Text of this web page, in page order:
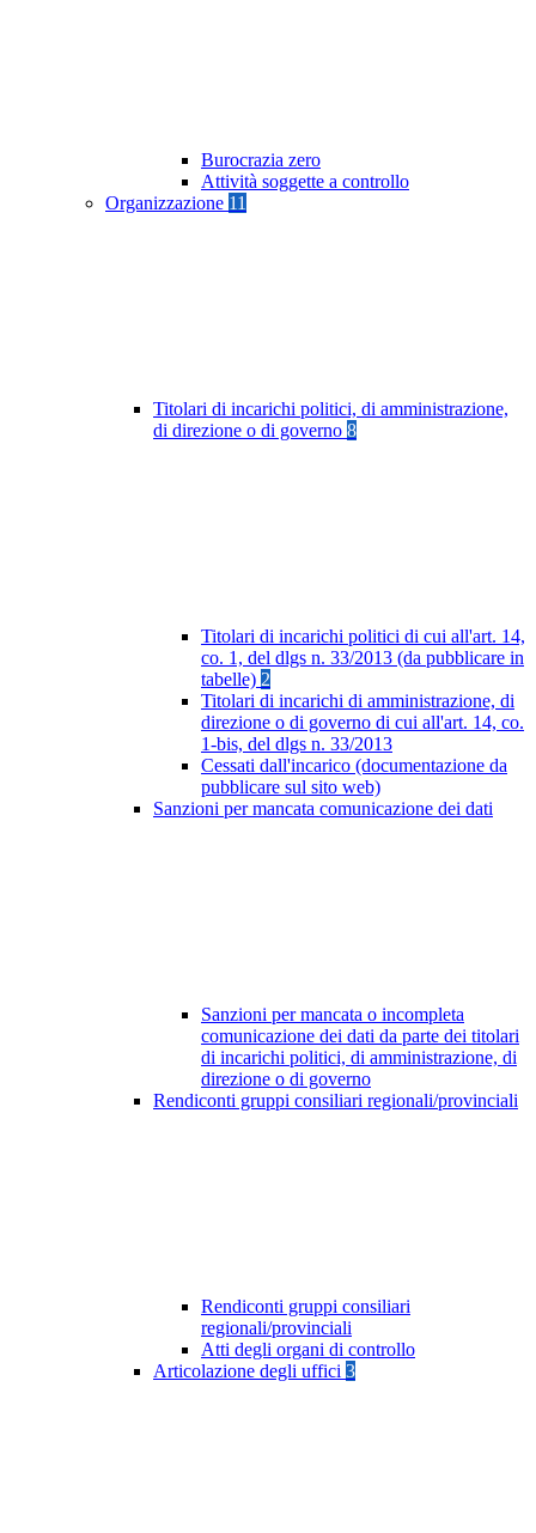
Burocrazia zero
Attività soggette a controllo
Organizzazione 11
Titolari di incarichi politici, di amministrazione,
di direzione o di governo 8
Titolari di incarichi politici di cui all'art. 14,
co. 1, del dlgs n. 33/2013 (da pubblicare in
tabelle) 2
Titolari di incarichi di amministrazione, di
direzione o di governo di cui all'art. 14, co.
1-bis, del dlgs n. 33/2013
Cessati dall'incarico (documentazione da
pubblicare sul sito web)
Sanzioni per mancata comunicazione dei dati
Sanzioni per mancata o incompleta
comunicazione dei dati da parte dei titolari
di incarichi politici, di amministrazione, di
direzione o di governo
Rendiconti gruppi consiliari regionali/provinciali
Rendiconti gruppi consiliari
regionali/provinciali
Atti degli organi di controllo
Articolazione degli uffici 3